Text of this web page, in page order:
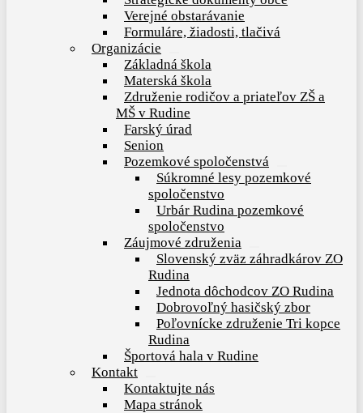
Verejné obstarávanie
Formuláre, žiadosti, tlačivá
Organizácie
Show
sub
menu
Základná škola
Materská škola
Združenie rodičov a priateľov ZŠ a
MŠ v Rudine
Farský úrad
Senion
Pozemkové spoločenstvá
Show
sub
Súkromné lesy pozemkové
spoločenstvo
Urbár Rudina pozemkové
spoločenstvo
Záujmové združenia
Show
sub
Slovenský zväz záhradkárov ZO
Rudina
Jednota dôchodcov ZO Rudina
Dobrovoľný hasičský zbor
Poľovnícke združenie Tri kopce
Rudina
Športová hala v Rudine
Kontakt
Show
sub
menu
Kontaktujte nás
Mapa stránok